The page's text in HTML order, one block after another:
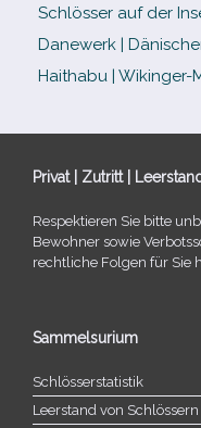
Schlösser auf der
Danewerk |
Haithabu | Wikinger-
Privat | Zutritt |
Respektieren Sie bitte
Bewohner sowie
recht­li­che Folgen für Sie
Sammelsurium
Schlösserstatistik
Leerstand von Schlössern